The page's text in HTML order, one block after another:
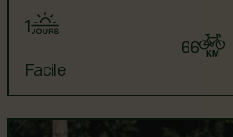
1
66
Facile